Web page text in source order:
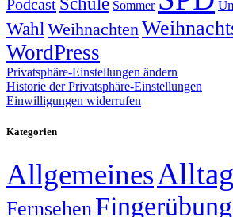
Podcast Sommer
Wahl Weihnachten
WordPress
Privatsphäre-Einstellungen ändern
Historie der Privatsphäre-Einstellungen
Einwilligungen widerrufen
Kategorien
AllgemeinesAlltag
Fernsehen